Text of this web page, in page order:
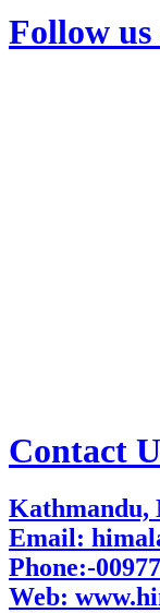
Follow us
Contact
Kathmandu,
Email:
Phone:-
Web: